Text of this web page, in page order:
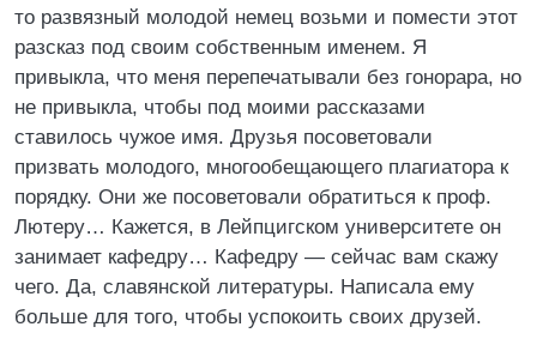
то развязный молодой немец возьми и помести этот
разсказ под своим собственным именем. Я
привыкла, что меня перепечатывали без гонорара, но
не привыкла, чтобы под моими рассказами
ставилось чужое имя. Друзья посоветовали
призвать молодого, многообещающего плагиатора к
порядку. Они же посоветовали обратиться к проф.
Лютеру… Кажется, в Лейпцигском университете он
занимает кафедру… Кафедру — сейчас вам скажу
чего. Да, славянской литературы. Написала ему
больше для того, чтобы успокоить своих друзей.